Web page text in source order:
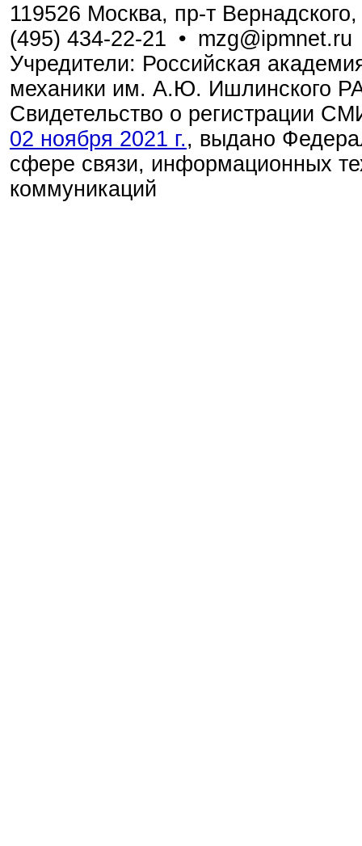
119526 Москва, пр-т
(495) 434-22-21 • mzg@ipmnet.ru
Учредители: Российская
механики им. А.Ю. Ишлинского
Свидетельство о регистрации
02 ноября 2021 г., выдано
сфере связи, информационных
коммуникаций